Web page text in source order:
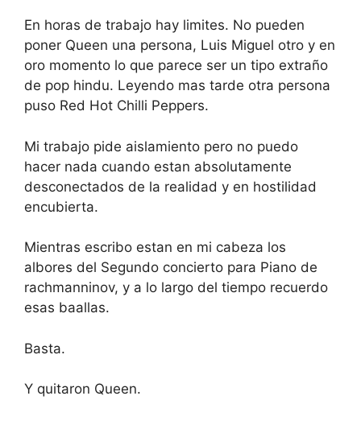
En horas de trabajo hay limites. No pueden
poner Queen una persona, Luis Miguel otro y en
oro momento lo que parece ser un tipo extraño
de pop hindu. Leyendo mas tarde otra persona
puso Red Hot Chilli Peppers.
Mi trabajo pide aislamiento pero no puedo
hacer nada cuando estan absolutamente
desconectados de la realidad y en hostilidad
encubierta.
Mientras escribo estan en mi cabeza los
albores del Segundo concierto para Piano de
rachmanninov, y a lo largo del tiempo recuerdo
esas baallas.
Basta.
Y quitaron Queen.